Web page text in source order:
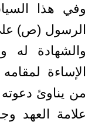
وفي هذا
الرسول (ص)
والشهادة له
الإساءة
من يناوئ
علامة العهد